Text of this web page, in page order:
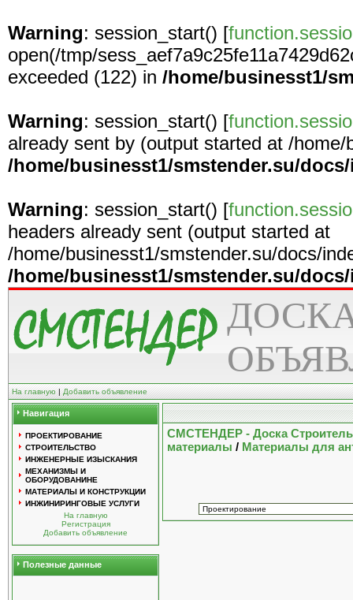
Warning: session_start() [
open(/tmp/
exceeded (122) in /home/businesst1/
Warning: session_start() [
already sent by (output started at /
/home/businesst1/smstender.su/
Warning: session_start() [
headers already sent (output started at
/home/businesst1/smstender.su/docs/
/home/businesst1/smstender.su/
На главную | Добавить объявление
Навигация
ПРОЕКТИРОВАНИЕ
СТРОИТЕЛЬСТВО
ИНЖЕНЕРНЫЕ ИЗЫСКАНИЯ
МЕХАНИЗМЫ И
ОБОРУДОВАНИНЕ
МАТЕРИАЛЫ И КОНСТРУКЦИИ
ИНЖИНИРИНГОВЫЕ УСЛУГИ
На главную
Регистрация
Добавить объявление
Полезные данные
СМСТЕНДЕР - Доска
материалы / Материалы для